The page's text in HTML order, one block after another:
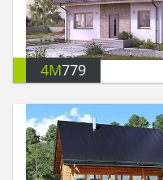
4M779